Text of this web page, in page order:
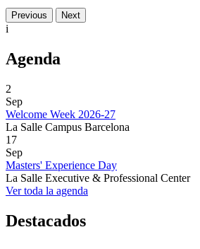
Previous Next
i
Agenda
2
Sep
Welcome Week 2026-27
La Salle Campus Barcelona
17
Sep
Masters' Experience Day
La Salle Executive & Professional Center
Ver toda la agenda
Destacados